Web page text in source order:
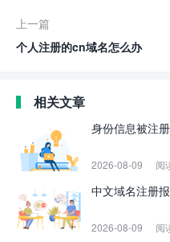
上一篇
个人注册的cn域名怎么办
相关文章
身份信息被注
2026-08-09 阅
中文域名注册
2026-08-09 阅